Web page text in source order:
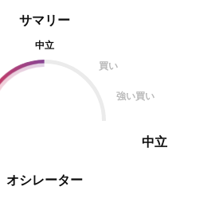
オシレーター
サマリー
中立
買い
強い買い
中立